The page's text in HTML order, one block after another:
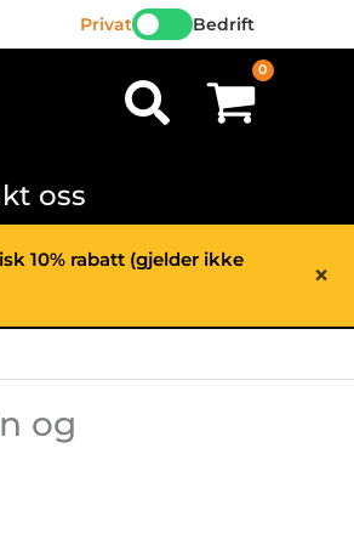
Privat Bedrift
Søk
oss
×
10% rabatt (gjelder ikke
og